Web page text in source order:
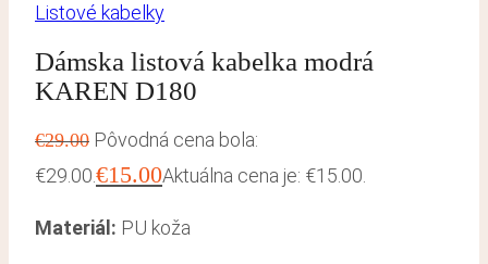
Listové kabelky
Dámska listová kabelka modrá
KAREN D180
€29.00 Pôvodná cena bola:
€29.00.€15.00Aktuálna cena je: €15.00.
Materiál: PU koža